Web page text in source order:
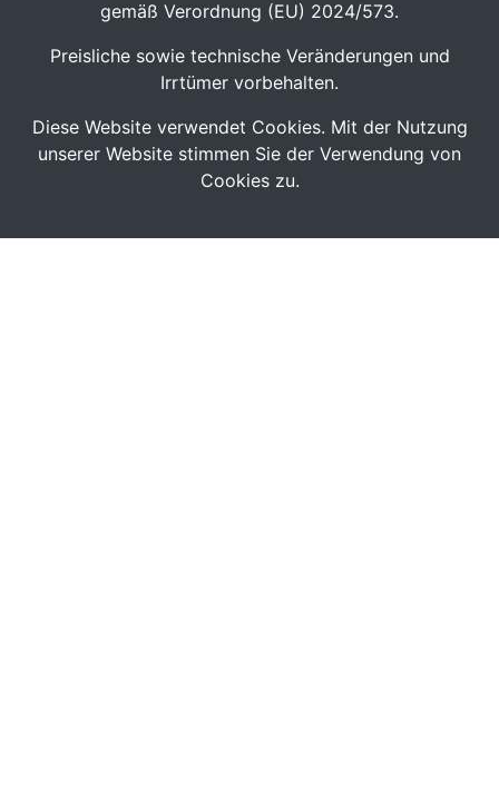
gemäß Verordnung (EU) 2024/573.
Preisliche sowie technische Veränderungen und
Irrtümer vorbehalten.
Diese Website verwendet Cookies. Mit der Nutzung
unserer Website stimmen Sie der Verwendung von
Cookies zu.